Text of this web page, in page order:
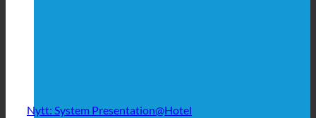
Nytt: System Presentation@Hotel